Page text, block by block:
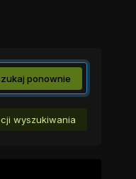
ponownie
wyszukiwania